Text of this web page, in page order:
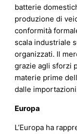
batterie
produzione di
conformità
scala industriale
organizzati. Il
grazie agli sforzi
materie prime
dalle
Europa
L’Europa ha